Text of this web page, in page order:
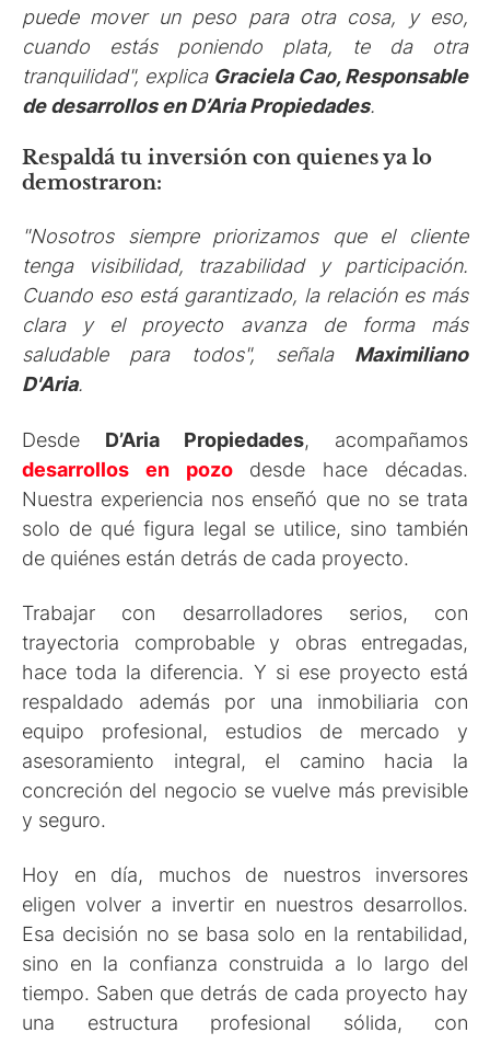
puede mover un peso para otra cosa, y eso,
cuando estás poniendo plata, te da otra
tranquilidad", explica Graciela Cao, Responsable
de desarrollos en D’Aria Propiedades.
Respaldá tu inversión con quienes ya lo
demostraron:
"Nosotros siempre priorizamos que el cliente
tenga visibilidad, trazabilidad y participación.
Cuando eso está garantizado, la relación es más
clara y el proyecto avanza de forma más
saludable para todos", señala Maximiliano
D'Aria.
Desde D’Aria Propiedades, acompañamos
desarrollos en pozo
desde hace décadas.
Nuestra experiencia nos enseñó que no se trata
solo de qué figura legal se utilice, sino también
de quiénes están detrás de cada proyecto.
Trabajar con desarrolladores serios, con
trayectoria comprobable y obras entregadas,
hace toda la diferencia. Y si ese proyecto está
respaldado además por una inmobiliaria con
equipo profesional, estudios de mercado y
asesoramiento integral, el camino hacia la
concreción del negocio se vuelve más previsible
y seguro.
Hoy en día, muchos de nuestros inversores
eligen volver a invertir en nuestros desarrollos.
Esa decisión no se basa solo en la rentabilidad,
sino en la confianza construida a lo largo del
tiempo. Saben que detrás de cada proyecto hay
una estructura profesional sólida, con